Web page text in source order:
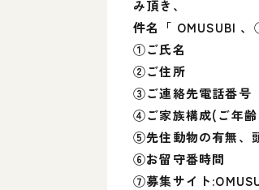
み頂き、
件名「 OMUSUBI
①ご氏名
②ご住所
③ご連絡先電話番号
④ご家族構成(ご年
⑤先住動物の有無、
⑥お留守番時間
⑦募集サイト